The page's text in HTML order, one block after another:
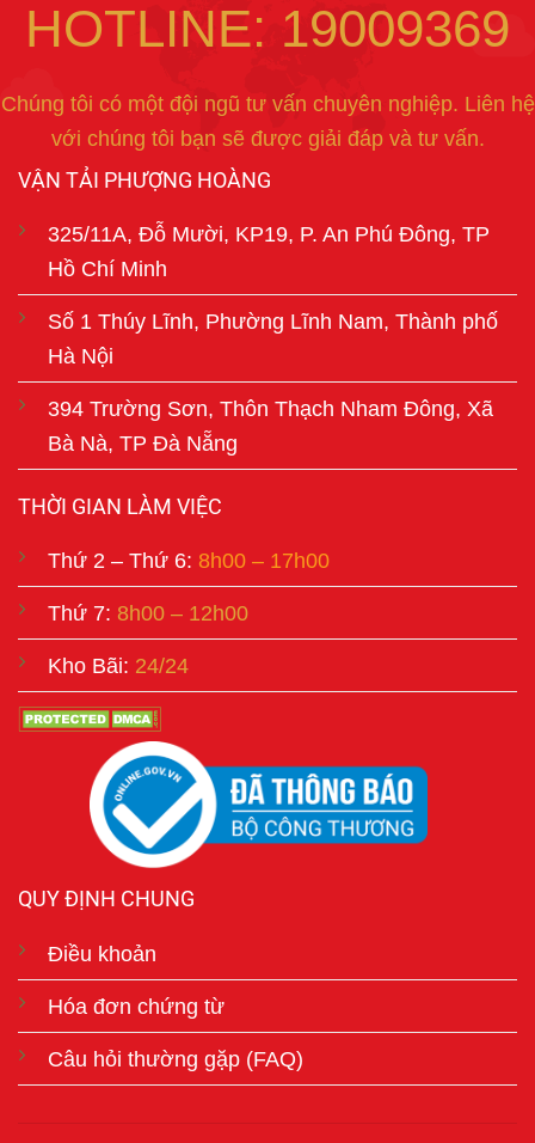
HOTLINE: 19009369
Chúng tôi có một đội ngũ tư vấn chuyên nghiệp. Liên hệ
với chúng tôi bạn sẽ được giải đáp và tư vấn.
VẬN TẢI PHƯỢNG HOÀNG
325/11A, Đỗ Mười, KP19, P. An Phú Đông, TP
Hồ Chí Minh
Số 1 Thúy Lĩnh, Phường Lĩnh Nam, Thành phố
Hà Nội
394 Trường Sơn, Thôn Thạch Nham Đông, Xã
Bà Nà, TP Đà Nẵng
THỜI GIAN LÀM VIỆC
Thứ 2 – Thứ 6: 8h00 – 17h00
Thứ 7: 8h00 – 12h00
Kho Bãi: 24/24
QUY ĐỊNH CHUNG
Điều khoản
Hóa đơn chứng từ
Câu hỏi thường gặp (FAQ)